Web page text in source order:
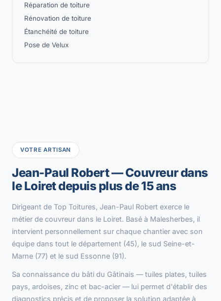
Réparation de toiture
Rénovation de toiture
Étanchéité de toiture
Pose de Velux
VOTRE ARTISAN
Jean-Paul Robert — Couvreur dans
le Loiret depuis plus de 15 ans
Dirigeant de Top Toitures, Jean-Paul Robert exerce le
métier de couvreur dans le Loiret. Basé à Malesherbes, il
intervient personnellement sur chaque chantier avec son
équipe dans tout le département (45), le sud Seine-et-
Marne (77) et le sud Essonne (91).
Sa connaissance du bâti du Gâtinais — tuiles plates, tuiles
pays, ardoises, zinc et bac-acier — lui permet d'établir des
diagnostics précis et de proposer la solution adaptée à